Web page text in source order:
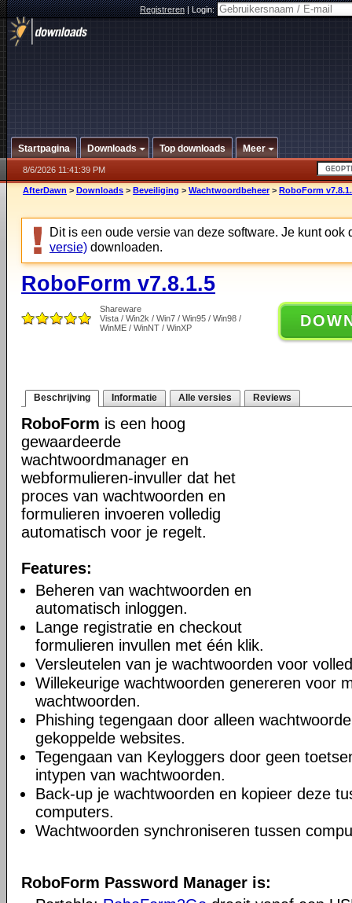
Registreren|Login:
Startpagina Downloads Top downloads Meer
8/6/2026 11:41:39 PM
AfterDawn > Downloads > Beveiliging > Wachtwoordbeheer > RoboForm
Dit is een oude versie van deze software. Je kunt ook
versie) downloaden.
RoboForm v7.8.1.5
Shareware
Vista / Win2k / Win7 / Win95 / Win98 /
WinME / WinNT / WinXP
Beschrijving Informatie Alle versies Reviews
RoboForm is een hoog
gewaardeerde
wachtwoordmanager en
webformulieren-invuller dat het
proces van wachtwoorden en
formulieren invoeren volledig
automatisch voor je regelt.
Features:
Beheren van wachtwoorden en
automatisch inloggen.
Lange registratie en checkout
formulieren invullen met één klik.
Versleutelen van je wachtwoorden voor
Willekeurige wachtwoorden genereren voor
wachtwoorden.
Phishing tegengaan door alleen
gekoppelde websites.
Tegengaan van Keyloggers door geen
intypen van wachtwoorden.
Back-up je wachtwoorden en kopieer deze
computers.
Wachtwoorden synchroniseren tussen
RoboForm Password Manager is: